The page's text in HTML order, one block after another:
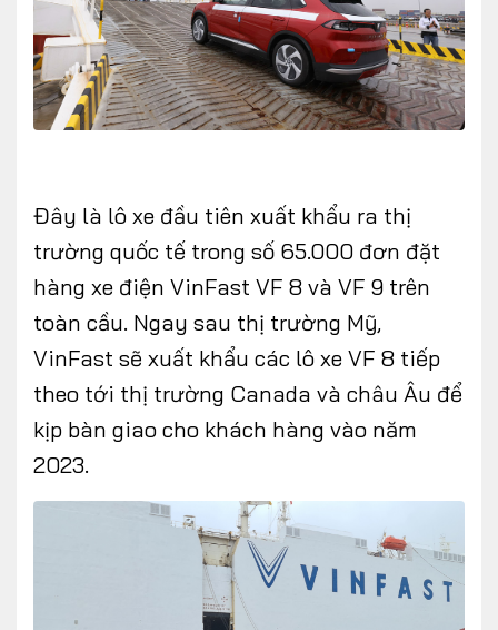
Đây là lô xe đầu tiên xuất khẩu ra thị
trường quốc tế trong số 65.000 đơn đặt
hàng xe điện VinFast VF 8 và VF 9 trên
toàn cầu. Ngay sau thị trường Mỹ,
VinFast sẽ xuất khẩu các lô xe VF 8 tiếp
theo tới thị trường Canada và châu Âu để
kịp bàn giao cho khách hàng vào năm
2023.